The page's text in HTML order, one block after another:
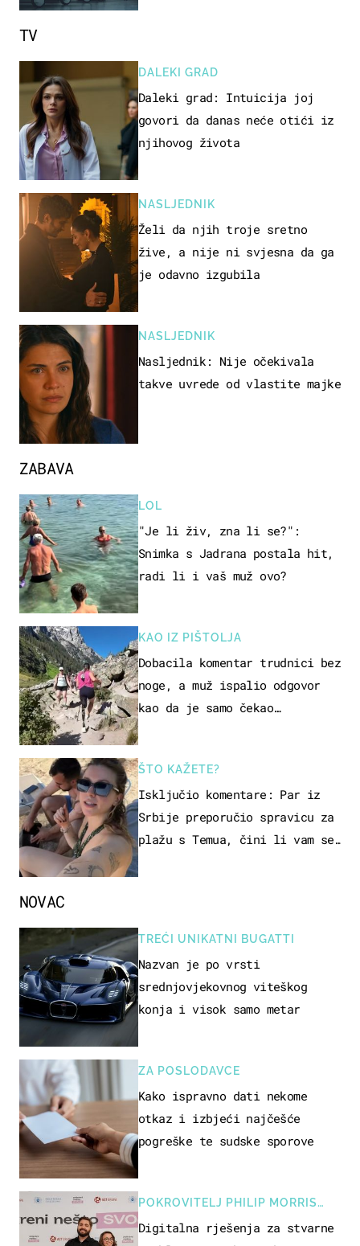
ZABAVA
LOL
"Je li živ, zna li se?":
Snimka s Jadrana postala hit,
radi li i vaš muž ovo?
KAO IZ PIŠTOLJA
Dobacila komentar trudnici bez
noge, a muž ispalio odgovor
kao da je samo čekao…
ŠTO KAŽETE?
Isključio komentare: Par iz
Srbije preporučio spravicu za
plažu s Temua, čini li vam se
TV
DALEKI GRAD
Daleki grad: Intuicija joj
govori da danas neće otići iz
njihovog života
NASLJEDNIK
Želi da njih troje sretno
žive, a nije ni svjesna da ga
je odavno izgubila
NASLJEDNIK
Nasljednik: Nije očekivala
takve uvrede od vlastite majke
NOVAC
TREĆI UNIKATNI BUGATTI
Nazvan je po vrsti
srednjovjekovnog viteškog
konja i visok samo metar
ZA POSLODAVCE
Kako ispravno dati nekome
otkaz i izbjeći najčešće
pogreške te sudske sporove
POKROVITELJ PHILIP MORRIS
ZAGREB
Digitalna rješenja za stvarne